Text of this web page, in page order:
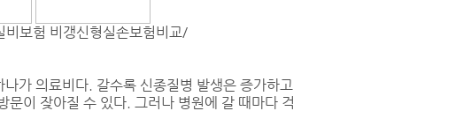
보험 비갱신형실손보험비교/
가 의료비다. 갈수록 신종질병 발생은 증가하고
이 잦아질 수 있다. 그러나 병원에 갈 때마다 걱